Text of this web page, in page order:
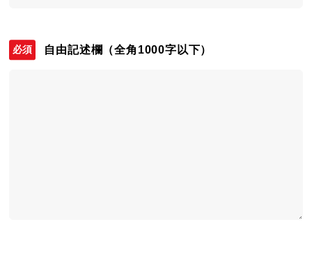
自由記述欄 （全角1000字以下）